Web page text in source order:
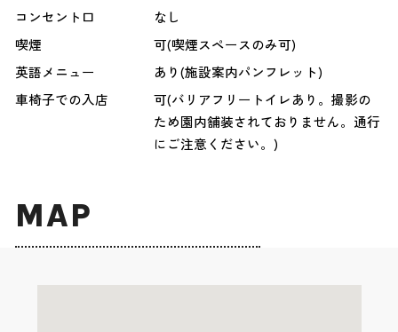
コンセント口
なし
喫煙
可(喫煙スペースのみ可)
英語メニュー
あり(施設案内パンフレット)
車椅子での入店
可(バリアフリートイレあり。撮影の
ため園内舗装されておりません。通行
にご注意ください。)
MAP